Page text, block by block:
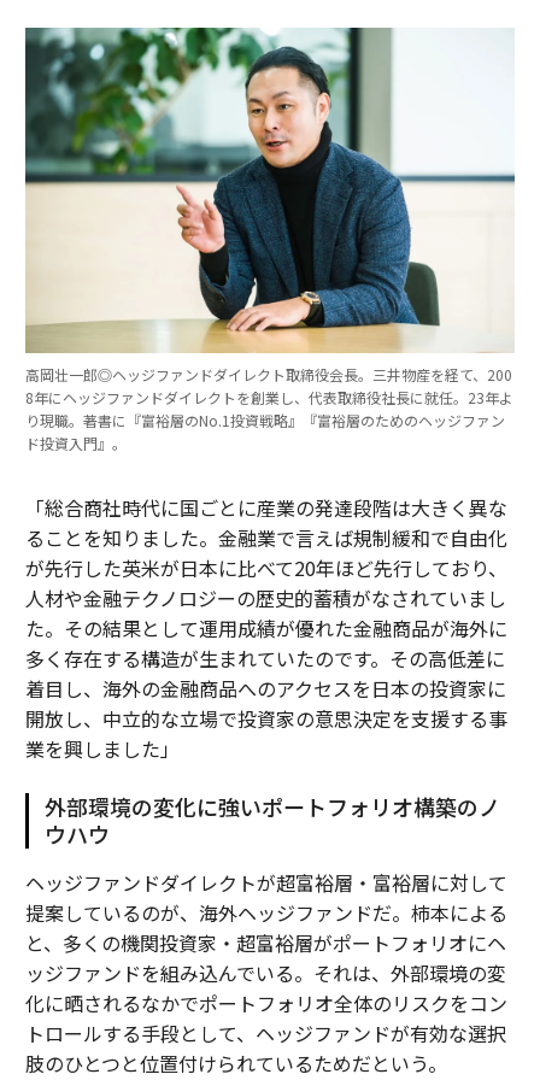
高岡壮一郎◎ヘッジファンドダイレクト取締役会長。三井物産を経て、200
8年にヘッジファンドダイレクトを創業し、代表取締役社長に就任。23年よ
り現職。著書に『富裕層のNo.1投資戦略』『富裕層のためのヘッジファン
ド投資入門』。
「総合商社時代に国ごとに産業の発達段階は大きく異な
ることを知りました。金融業で言えば規制緩和で自由化
が先行した英米が日本に比べて20年ほど先行しており、
人材や金融テクノロジーの歴史的蓄積がなされていまし
た。その結果として運用成績が優れた金融商品が海外に
多く存在する構造が生まれていたのです。その高低差に
着目し、海外の金融商品へのアクセスを日本の投資家に
開放し、中立的な立場で投資家の意思決定を支援する事
業を興しました」
外部環境の変化に強いポートフォリオ構築のノ
ウハウ
ヘッジファンドダイレクトが超富裕層・富裕層に対して
提案しているのが、海外ヘッジファンドだ。柿本による
と、多くの機関投資家・超富裕層がポートフォリオにヘ
ッジファンドを組み込んでいる。それは、外部環境の変
化に晒されるなかでポートフォリオ全体のリスクをコン
トロールする手段として、ヘッジファンドが有効な選択
肢のひとつと位置付けられているためだという。